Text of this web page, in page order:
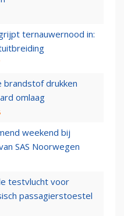
ternauwernood in:
brandstof drukken
omlaag
weekend bij
SAS Noorwegen
testvlucht voor
passagierstoestel